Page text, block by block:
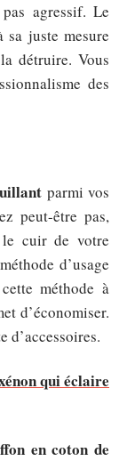
agressif. Le
sa juste mesure
détruire. Vous
des
parmi vos
peut-être pas,
cuir de votre
d’usage
méthode à
d’économiser.
d’accessoires.
qui éclaire
en coton de